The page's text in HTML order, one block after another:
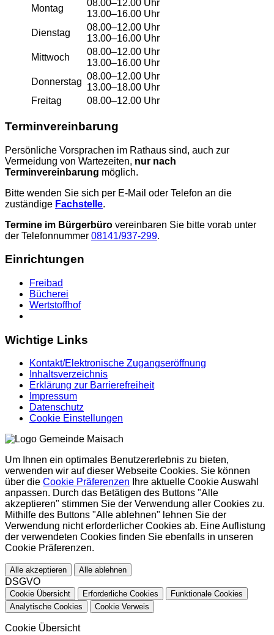
Montag
08.00–12.00 Uhr
13.00–16.00 Uhr
Dienstag
08.00–12.00 Uhr
13.00–16.00 Uhr
Mittwoch
08.00–12.00 Uhr
13.00–16.00 Uhr
Donnerstag
08.00–12.00 Uhr
13.00–18.00 Uhr
Freitag
08.00–12.00 Uhr
Terminvereinbarung
Persönliche Vorsprachen im Rathaus sind, auch zur
Vermeidung von Wartezeiten, nur nach
Terminvereinbarung möglich.
Bitte wenden Sie sich per E-Mail oder Telefon an die
zuständige Fachstelle.
Termine im Bürgerbüro vereinbaren Sie bitte vorab unter
der Telefonnummer 08141/937-299.
Einrichtungen
Freibad
Bücherei
Wertstoffhof
Wichtige Links
Kontakt/Elektronische Zugangseröffnung
Inhaltsverzeichnis
Erklärung zur Barrierefreiheit
Impressum
Datenschutz
Cookie Einstellungen
Um Ihnen ein optimales Benutzererlebnis zu bieten,
verwenden wir auf dieser Webseite Cookies. Sie können
über die Cookie Präferenzen Ihre aktuelle Cookie Auswahl
anpassen. Durch das Betätigen des Buttons "Alle
akzeptieren" stimmen Sie der Verwendung aller Cookies zu.
Mithilfe des Buttons "Alle ablehnen" lehnen Sie der
Verwendung nicht erforderlicher Cookies ab. Eine Auflistung
der verwendeten Cookies finden Sie ebenfalls in unseren
Cookie Präferenzen.
Alle akzeptieren Alle ablehnen
DSGVO
Cookie Übersicht Erforderliche Cookies
Funktionale Cookies
Analytische Cookies
Cookie Verweis
Cookie Übersicht